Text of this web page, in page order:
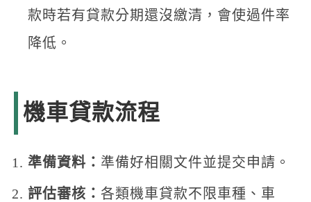
款時若有貸款分期還沒繳清，會使過件率
降低。
機車貸款流程
準備資料： 準備好相關文件並提交申請。
評估審核： 各類機車貸款不限車種、車